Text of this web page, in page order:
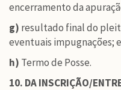
encerramento da
g) resultado final do
eventuais impugnações; e
h) Termo de Posse.
10. DA INSCRIÇÃO/